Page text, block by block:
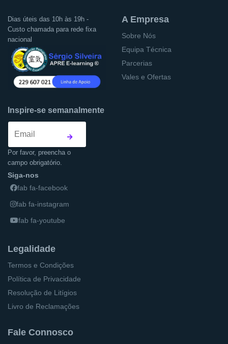
Dias úteis das 10h às 19h -
Custo chamada para rede fixa
nacional
Inspire-se semanalmente
Por favor, preencha o
campo obrigatório.
Siga-nos
fab fa-facebook
fab fa-instagram
fab fa-youtube
A Empresa
Sobre Nós
Equipa Técnica
Parcerias
Vales e Ofertas
Legalidade
Termos e Condições
Política de Privacidade
Resolução de Litígios
Livro de Reclamações
Fale Connosco